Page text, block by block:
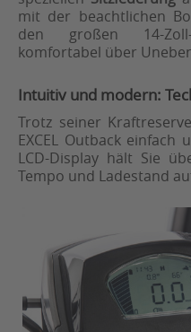
mit der beachtlichen
den großen 14-
komfortabel über
Intuitiv und modern:
Trotz seiner
EXCEL Outback
LCD-Display hält Sie
Tempo und Ladestand